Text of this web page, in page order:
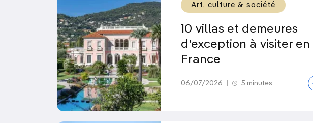
Art, culture & société
10 villas et demeures
d'exception à visiter en
France
06/07/2026 5 minutes